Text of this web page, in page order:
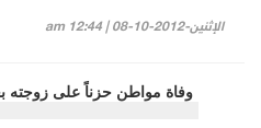
الإثنين-2012-10-08 | 12:44 am